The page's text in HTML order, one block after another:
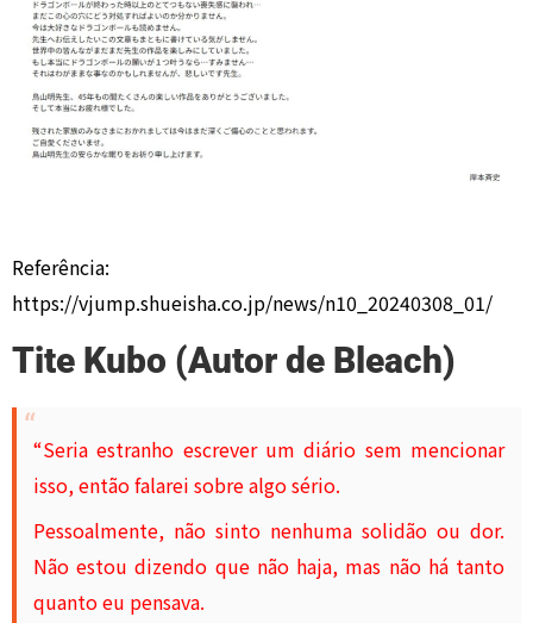
Referência:
https://vjump.shueisha.co.jp/news/n10_20240308_01/
Tite Kubo (Autor de Bleach)
“Seria estranho escrever um diário sem mencionar
isso, então falarei sobre algo sério.
Pessoalmente, não sinto nenhuma solidão ou dor.
Não estou dizendo que não haja, mas não há tanto
quanto eu pensava.